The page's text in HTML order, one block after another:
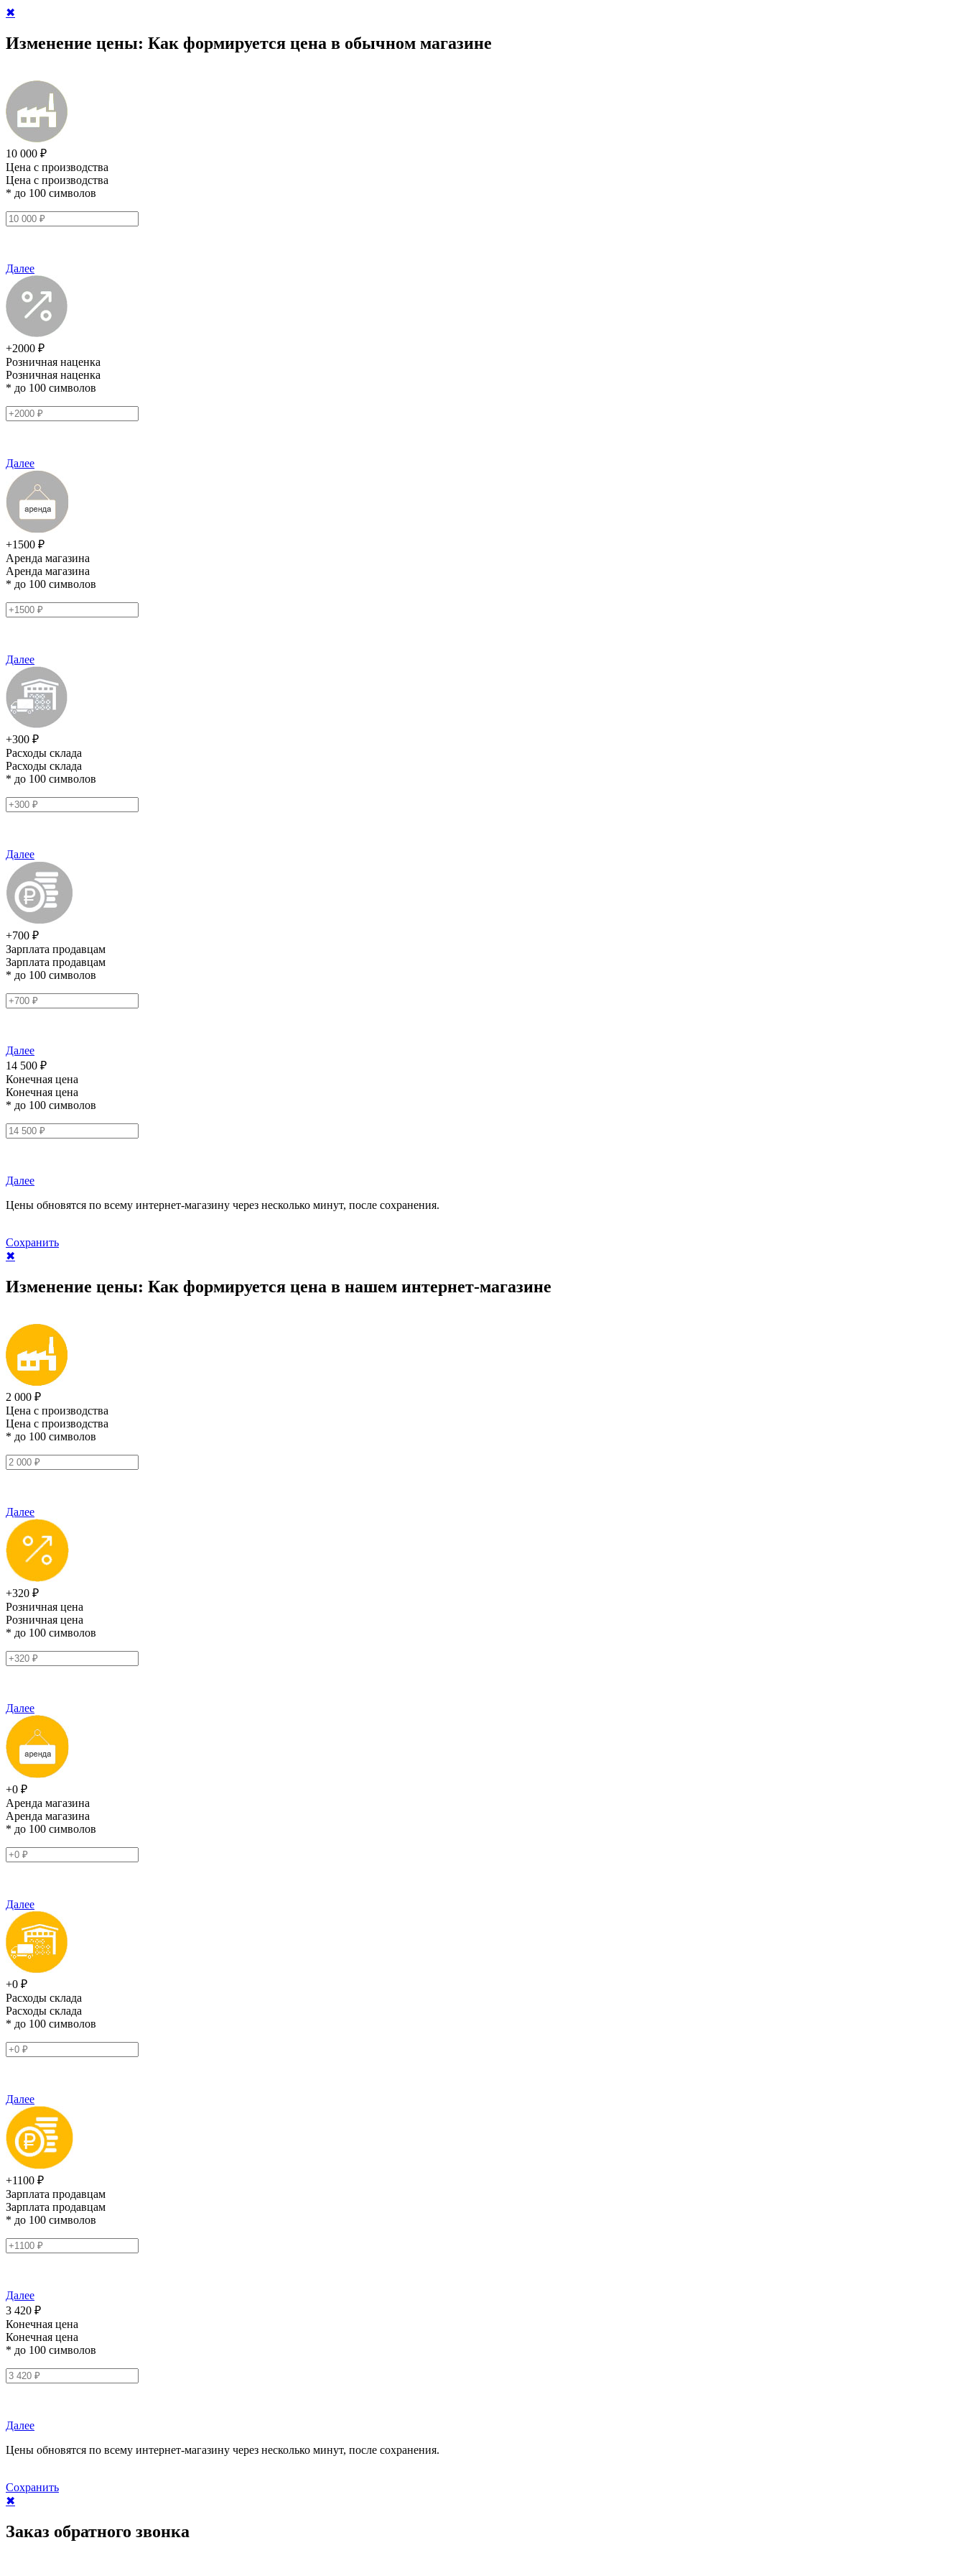
✖
Изменение цены: Как формируется цена в обычном магазине
10 000 ₽
Цена с производства
Цена с производства
* до 100 символов
Далее
+2000 ₽
Розничная наценка
Розничная наценка
* до 100 символов
Далее
+1500 ₽
Аренда магазина
Аренда магазина
* до 100 символов
Далее
+300 ₽
Расходы склада
Расходы склада
* до 100 символов
Далее
+700 ₽
Зарплата продавцам
Зарплата продавцам
* до 100 символов
Далее
14 500 ₽
Конечная цена
Конечная цена
* до 100 символов
Далее
Цены обновятся по всему интернет-магазину через несколько минут, после сохранения.
Сохранить
✖
Изменение цены: Как формируется цена в нашем интернет-магазине
2 000 ₽
Цена с производства
Цена с производства
* до 100 символов
Далее
+320 ₽
Розничная цена
Розничная цена
* до 100 символов
Далее
+0 ₽
Аренда магазина
Аренда магазина
* до 100 символов
Далее
+0 ₽
Расходы склада
Расходы склада
* до 100 символов
Далее
+1100 ₽
Зарплата продавцам
Зарплата продавцам
* до 100 символов
Далее
3 420 ₽
Конечная цена
Конечная цена
* до 100 символов
Далее
Цены обновятся по всему интернет-магазину через несколько минут, после сохранения.
Сохранить
✖
Заказ обратного звонка